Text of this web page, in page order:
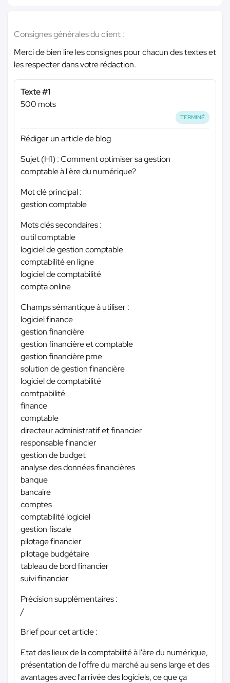
Consignes générales du client :
Merci de bien lire les consignes pour chacun des textes et
les respecter dans votre rédaction.
Texte #1
500 mots
TERMINÉ
Rédiger un article de blog
Sujet (H1) : Comment optimiser sa gestion
comptable à l'ère du numérique?
Mot clé principal :
gestion comptable
Mots clés secondaires :
outil comptable
logiciel de gestion comptable
comptabilité en ligne
logiciel de comptabilité
compta online
Champs sémantique à utiliser :
logiciel finance
gestion financière
gestion financière et comptable
gestion financière pme
solution de gestion financière
logiciel de comptabilité
comtpabilité
finance
comptable
directeur administratif et financier
responsable financier
gestion de budget
analyse des données financières
banque
bancaire
comptes
comptabilité logiciel
gestion fiscale
pilotage financier
pilotage budgétaire
tableau de bord financier
suivi financier
Précision supplémentaires :
/
Brief pour cet article :
Etat des lieux de la comptabilité à l'ère du numérique,
présentation de l'offre du marché au sens large et des
avantages avec l'arrivée des logiciels, ce que ça